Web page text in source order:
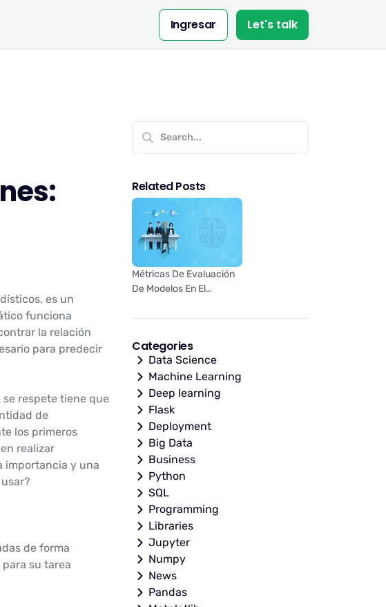
Ingresar Let's talk
es un
funciona
la relación
para predecir
respete tiene que
de
los primeros
realizar
importancia y una
de forma
su tarea
Related Posts
Métricas De Evaluación
De Modelos En El
Categories
Data Science
Machine Learning
Deep learning
Flask
Deployment
Big Data
Business
Python
SQL
Programming
Libraries
Jupyter
Numpy
News
Pandas